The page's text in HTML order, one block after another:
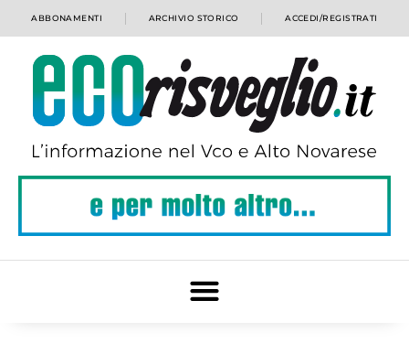
ABBONAMENTI ARCHIVIO STORICO ACCEDI/REGISTRATI